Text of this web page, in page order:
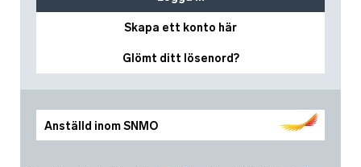
Anställd inom SNMO
Skapa ett konto här
Glömt ditt lösenord?